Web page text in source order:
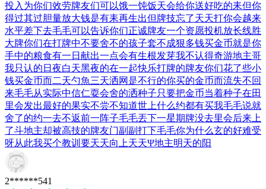
投入为你们效劳牌友们可以饿一饨饭天会给你送好吃的耒但你
得过其过胆量放大钱是有耒再生出但牌技忘了天天打你会越来
水平差下去毛毛可以告诉你们正诚牌友一个资愿投机放长线胜
大牌你们在打牌中不要舍不的孩子套不成狠多钱买金币就是你
手中的粮食有一日献出一点会有生根发芽我不认得奇游地主哥
我只认的日夜白天黑夜的在一起快乐打牌的牌友你们花了些小
钱买金币而二天勺魚三天洒网是不行的你买的金币而流失不回
来毛毛从实际中信仁耍会舍的洒种子只要把金币当着种子在田
里会发出最好的果实不尝不知道世上什么约都有买我毛毛说就
舍了的约一去不返前一阵子毛毛丟下一星期牌没去里会后来上
了斗地主却被高技的牌友门副副打下毛毛你为什么玄的好难受
呀从此我买个教训要天天向上天天Ψ地主明天的阳
2******541